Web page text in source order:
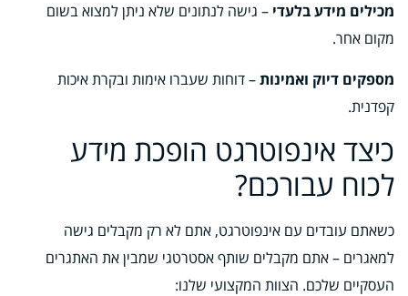
מכילים מידע בלעדי – גישה לנתונים שלא ניתן למצוא בשום
מקום אחר.
מספקים דיוק ואמינות– דוחות שעברו אימות ובקרת איכות
קפדנית.
כיצד אינפוטרגט הופכת מידע
לכוח עבורכם?
כשאתם עובדים עם אינפוטרגט, אתם לא רק מקבלים גישה
למאגרים – אתם מקבלים שותף אסטרטגי שמבין את האתגרים
העסקיים שלכם. הצוות המקצועי שלנו: